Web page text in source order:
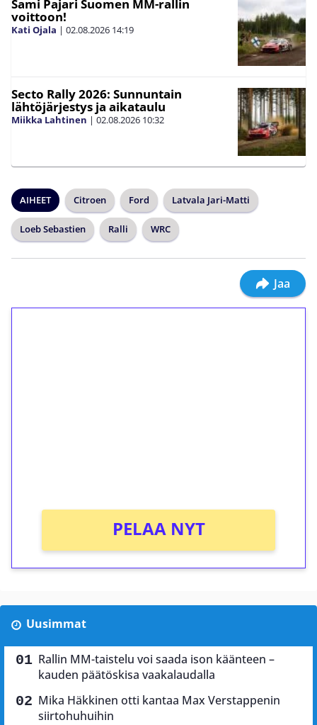
Sami Pajari Suomen MM-rallin
voittoon!
Kati Ojala | 02.08.2026 14:19
Secto Rally 2026: Sunnuntain
lähtöjärjestys ja aikataulu
Miikka Lahtinen | 02.08.2026 10:32
AIHEET Citroen Ford Latvala Jari-Matti
Loeb Sebastien Ralli WRC
Jaa
PELAA NYT
Uusimmat
Rallin MM-taistelu voi saada ison käänteen –
kauden päätöskisa vaakalaudalla
Mika Häkkinen otti kantaa Max Verstappenin
siirtohuhuihin